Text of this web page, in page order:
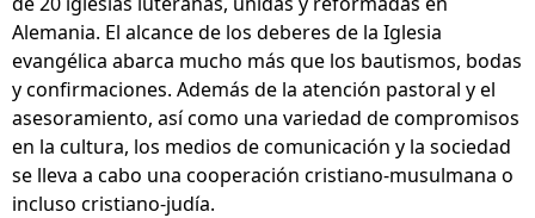
Alemania. El alcance de los deberes de la Iglesia
evangélica abarca mucho más que los bautismos, bodas
y confirmaciones. Además de la atención pastoral y el
asesoramiento, así como una variedad de compromisos
en la cultura, los medios de comunicación y la sociedad
se lleva a cabo una cooperación cristiano-musulmana o
incluso cristiano-judía.